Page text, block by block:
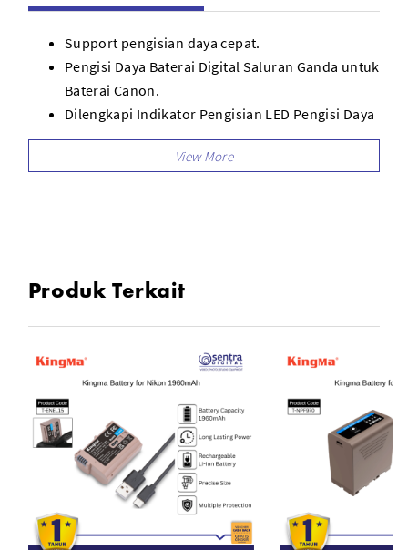
Support pengisian daya cepat.
Pengisi Daya Baterai Digital Saluran Ganda untuk
Baterai Canon.
Dilengkapi Indikator Pengisian LED Pengisi Daya
Baterai Cepat.
Dapat Mengisi satu atau dua baterai secara
karena bentuknya yang kecil dan dapat mengisi
baterai Anda dimana saja, Anda dapat merekam
kegiatan outdoor lebih lama.
Baterai dan pengisi daya sepenuhnya
kompatibel dengan baterai dan pengisi daya
OEM dan asli Canon LP-E8.
Produk Terkait